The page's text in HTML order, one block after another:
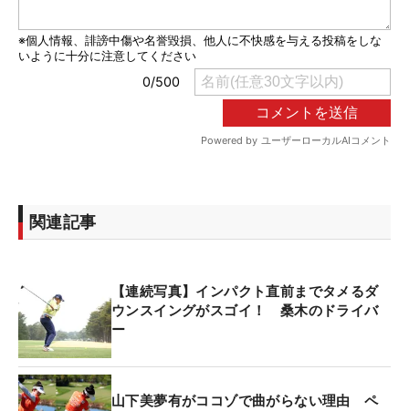
関連記事
【連続写真】インパクト直前までタメるダ
ウンスイングがスゴイ！ 桑木のドライバ
ー
山下美夢有がココゾで曲がらない理由 ペ